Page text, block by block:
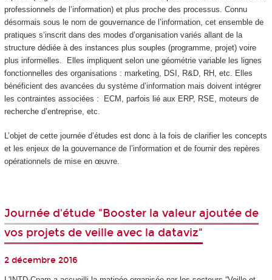
professionnels de l’information) et plus proche des processus. Connu
désormais sous le nom de gouvernance de l’information, cet ensemble de
pratiques s’inscrit dans des modes d’organisation variés allant de la
structure dédiée à des instances plus souples (programme, projet) voire
plus informelles. Elles impliquent selon une géométrie variable les lignes
fonctionnelles des organisations : marketing, DSI, R&D, RH, etc. Elles
bénéficient des avancées du système d’information mais doivent intégrer
les contraintes associées : ECM, parfois lié aux ERP, RSE, moteurs de
recherche d’entreprise, etc.
L’objet de cette journée d’études est donc à la fois de clarifier les concepts
et les enjeux de la gouvernance de l’information et de fournir des repères
opérationnels de mise en œuvre.
Journée d'étude "Booster la valeur ajoutée de
vos projets de veille avec la dataviz"
2 décembre 2016